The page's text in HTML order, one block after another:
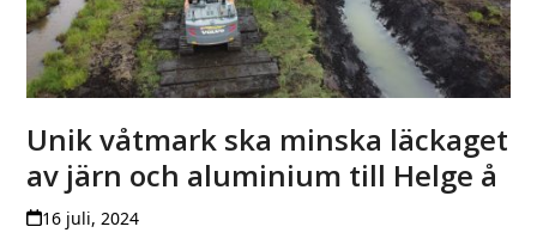
Unik våtmark ska minska läckaget
av järn och aluminium till Helge å
16 juli, 2024